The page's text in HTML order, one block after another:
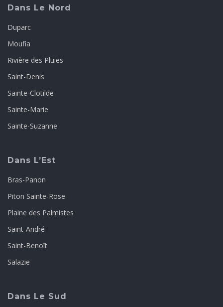
Dans Le Nord
Duparc
Moufia
Rivière des Pluies
Saint-Denis
Sainte-Clotilde
Sainte-Marie
Sainte-Suzanne
Dans L’Est
Bras-Panon
Piton Sainte-Rose
Plaine des Palmistes
Saint-André
Saint-Benoît
Salazie
Dans Le Sud